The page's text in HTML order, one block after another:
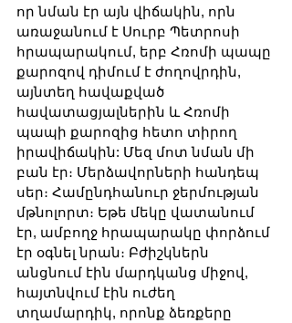
որ նման էր այն վիճակին, որն
առաջանում է Սուրբ Պետրոսի
հրապարակում, երբ Հռոմի պապը
քարոզով դիմում է ժողովրդին,
այնտեղ հավաքված
հավատացյալներին և Հռոմի
պապի քարոզից հետո տիրող
իրավիճակին: Մեզ մոտ նման մի
բան էր։ Մերձավորների հանդեպ
սեր։ Համընդհանուր ջերմության
մթնոլորտ։ Եթե մեկը վատանում
էր, ամբողջ հրապարակը փորձում
էր օգնել նրան։ Բժիշկներն
անցնում էին մարդկանց միջով,
հայտնվում էին ուժեղ
տղամարդիկ, որոնք ձեռքերը